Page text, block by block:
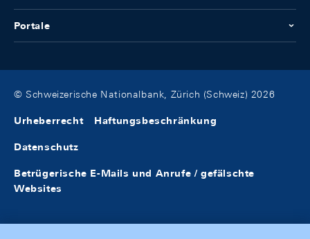
Portale
© Schweizerische Nationalbank, Zürich (Schweiz) 2026
Urheberrecht Haftungsbeschränkung
Datenschutz
Betrügerische E-Mails und Anrufe / gefälschte
Websites